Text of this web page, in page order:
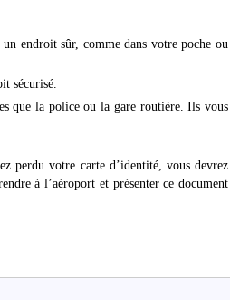
endroit sûr, comme dans votre poche ou
sécurisé.
que la police ou la gare routière. Ils vous
perdu votre carte d’identité, vous devrez
à l’aéroport et présenter ce document